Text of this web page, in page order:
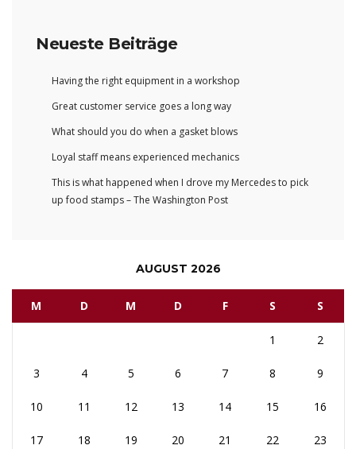
Neueste Beiträge
Having the right equipment in a workshop
Great customer service goes a long way
What should you do when a gasket blows
Loyal staff means experienced mechanics
This is what happened when I drove my Mercedes to pick
up food stamps – The Washington Post
AUGUST 2026
M D M D F S S
1 2
3 4 5 6 7 8 9
10 11 12 13 14 15 16
17 18 19 20 21 22 23